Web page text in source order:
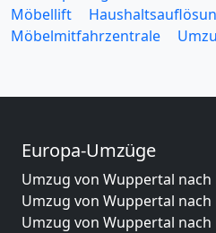
Möbellift
Möbelmitfahrzentrale
Europa-Umzüge
Umzug von Wuppertal nach
Umzug von Wuppertal nach
Umzug von Wuppertal nach